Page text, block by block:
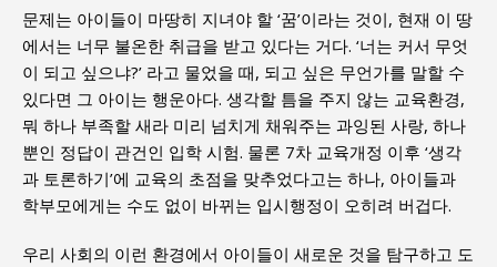
문제는 아이들이 마땅히 지녀야 할 ‘꿈’이라는 것이, 현재 이 땅
에서는 너무 불온한 취급을 받고 있다는 거다. ‘너는 커서 무엇
이 되고 싶으냐?’ 라고 물었을 때, 되고 싶은 무언가를 말할 수
있다면 그 아이는 행운아다. 생각할 틈을 주지 않는 교육환경,
뭐 하나 부족할 새라 미리 넘치게 채워주는 과잉된 사랑, 하나
뿐인 정답이 관건인 입학 시험. 물론 7차 교육개정 이후 ‘생각
과 토론하기’에 교육의 초점을 맞추었다고는 하나, 아이들과
학부모에게는 수도 없이 바뀌는 입시행정이 오히려 버겁다.
우리 사회의 이런 환경에서 아이들이 새로운 것을 탐구하고 도